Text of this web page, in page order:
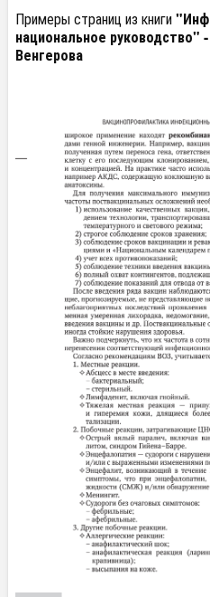
Примеры страниц из книги
национальное
Венгерова